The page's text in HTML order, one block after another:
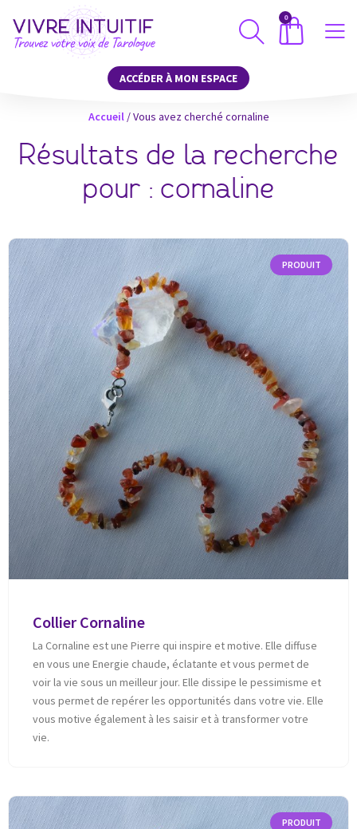
0
ACCÉDER À MON ESPACE
Accueil/Vous avez cherché cornaline
Résultats de la recherche
pour : cornaline
Collier Cornaline
La Cornaline est une Pierre qui inspire et motive. Elle diffuse
en vous une Energie chaude, éclatante et vous permet de
voir la vie sous un meilleur jour. Elle dissipe le pessimisme et
vous permet de repérer les opportunités dans votre vie. Elle
vous motive également à les saisir et à transformer votre
vie.